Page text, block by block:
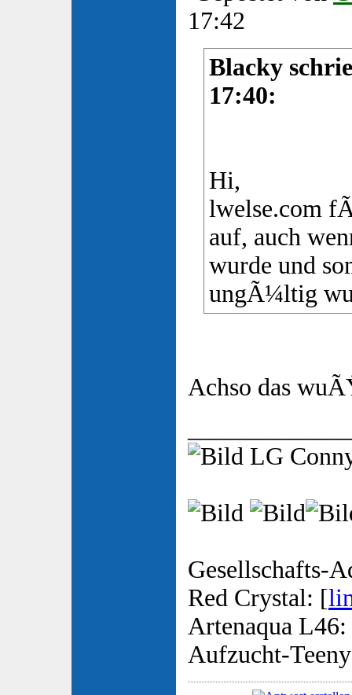
17:42
Blacky
17:40:
Hi,
lwelse.com
auf, auch
wurde und
ungÃ¼ltig
Achso das
LG
Gesellschafts-
Red Crystal: [
Artenaqua
Aufzucht-